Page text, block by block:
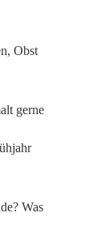
Obst
gerne
Was